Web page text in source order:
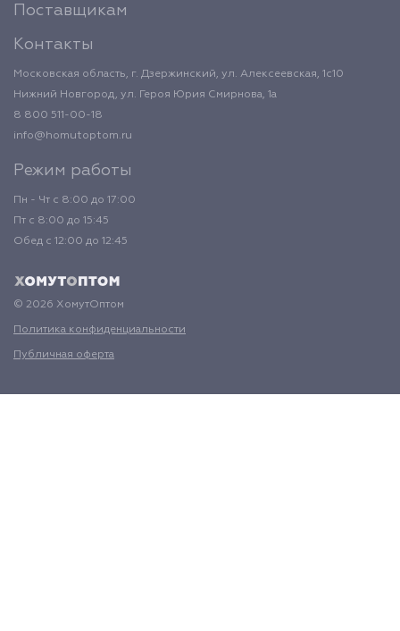
Поставщикам
Контакты
Московская область, г. Дзержинский, ул. Алексеевская, 1с10
Нижний Новгород, ул. Героя Юрия Смирнова, 1а
8 800 511-00-18
info@homutoptom.ru
Режим работы
Пн - Чт с 8:00 до 17:00
Пт с 8:00 до 15:45
Обед с 12:00 до 12:45
© 2026 ХомутОптом
Политика конфиденциальности
Публичная оферта